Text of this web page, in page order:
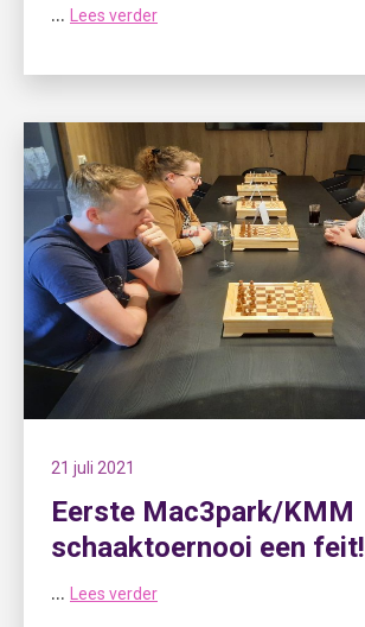
... Lees verder
21 juli 2021
Eerste Mac3park/KMM
schaaktoernooi een feit!
... Lees verder